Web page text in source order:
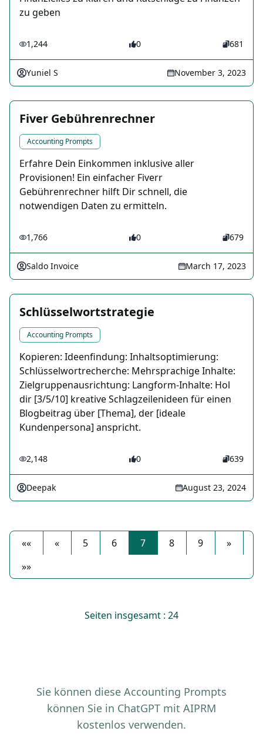
zu geben
1,244 0 681
Yuniel S November 3, 2023
Fiver Gebührenrechner
Accounting Prompts
Erfahre Dein Einkommen inklusive aller
Provisionen! Ein einfacher Fiverr
Gebührenrechner hilft Dir schnell, die
notwendigen Daten zu ermitteln.
1,766 0 679
Saldo Invoice March 17, 2023
Schlüsselwortstrategie
Accounting Prompts
Kopieren: Ideenfindung: Inhaltsoptimierung:
Schlüsselwortrecherche: Mehrsprachige Inhalte:
Zielgruppenausrichtung: Langform-Inhalte: Hol
dir [3/5/10] kreative Schlagzeilenideen für einen
Blogbeitrag über [Thema], der [ideale
Kundenpersona] anspricht.
2,148 0 639
Deepak August 23, 2024
«« « 5 6 7 8 9
»
»»
Seiten insgesamt : 24
Sie können diese Accounting Prompts
können Sie in ChatGPT mit AIPRM
kostenlos verwenden.